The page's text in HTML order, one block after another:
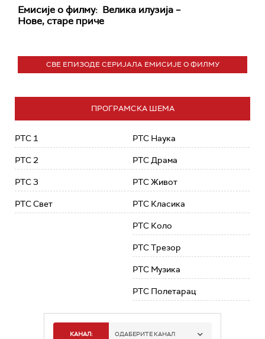
Емисије о филму: Велика илузија –
Нове, старе приче
СВЕ ЕПИЗОДЕ СЕРИЈАЛА ЕМИСИЈЕ О ФИЛМУ
ПРОГРАМСКА ШЕМА
РТС 1
РТС 2
РТС 3
РТС Свет
РТС Наука
РТС Драма
РТС Живот
РТС Класика
РТС Коло
РТС Трезор
РТС Музика
РТС Полетарац
КАНАЛ: ОДАБЕРИТЕ КАНАЛ